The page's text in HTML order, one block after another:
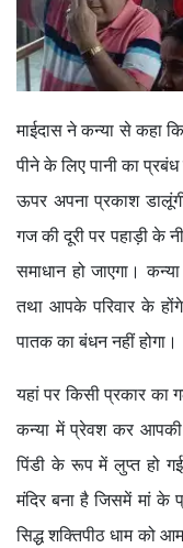
माईदास ने कन्या से कहा
पीने के लिए पानी का
ऊपर अपना प्रकाश
गज की दूरी पर पहाड़ी के
समाधान हो जाएगा।
तथा आपके परिवार के
पातक का बंधन नहीं होगा।
यहां पर किसी प्रकार का
कन्या में प्रेवश कर आपकी
पिंडी के रूप में लुप्त हो
मंदिर बना है जिसमें मां के
सिद्ध शक्तिपीठ धाम को